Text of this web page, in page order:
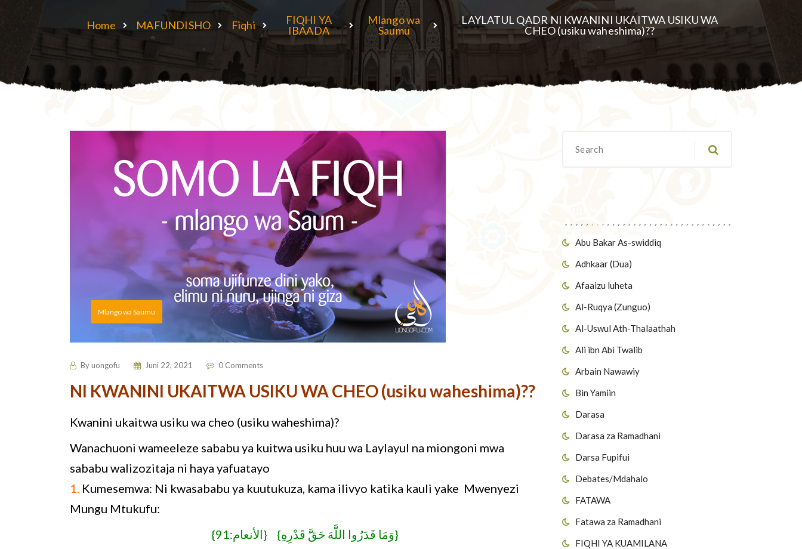
Home MAFUNDISHO Fiqhi
FIQHI YA
IBAADA
Mlango wa
Saumu
LAYLATUL QADR NI KWANINI UKAITWA USIKU WA
CHEO (usiku waheshima)??
Abu Bakar As-swiddiq
Adhkaar (Dua)
Afaaizu luheta
Al-Ruqya (Zunguo)
Al-Uswul Ath-Thalaathah
Ali ibn Abi Twalib
Arbain Nawawiy
Bin Yamiin
Darasa
Darasa za Ramadhani
Darsa Fupifui
Debates/Mdahalo
FATAWA
Fatawa za Ramadhani
FIQHI YA KUAMILANA
Mlango wa Saumu
Byuongofu Juni 22, 2021 0 Comments
NI KWANINI UKAITWA USIKU WA CHEO (usiku waheshima)??
Kwanini ukaitwa usiku wa cheo (usiku waheshima)?
Wanachuoni wameeleze sababu ya kuitwa usiku huu wa Laylayul na miongoni mwa
sababu walizozitaja ni haya yafuatayo
1. Kumesemwa: Ni kwasababu ya kuutukuza, kama ilivyo katika kauli yake Mwenyezi
Mungu Mtukufu:
{وَمَا قَدَرُوا اللَّهَ حَقَّ قَدْرِهِ} {الأنعام:91}